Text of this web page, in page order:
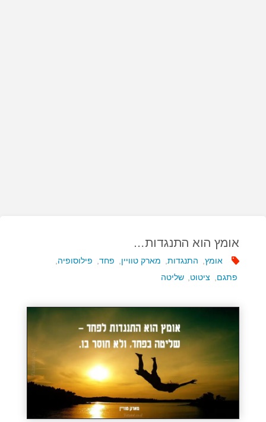
אומץ הוא התנגדות…
אומץ התנגדות מארק טוויין פחד, פילוסופיה
פתגם
ציטוט שליטה